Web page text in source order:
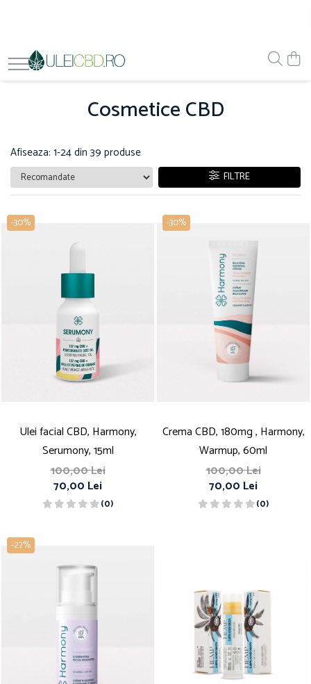
Cosmetice CBD
Afiseaza: 1-24din 39 produse
FILTRE
-30%
Ulei facial CBD, Harmony,
Serumony, 15ml
100,00 Lei
70,00 Lei
(0)
-30%
Crema CBD, 180mg , Harmony,
Warmup, 60ml
100,00 Lei
70,00 Lei
(0)
-27%